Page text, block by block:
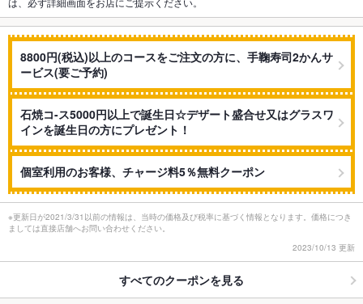
8800円(税込)以上のコースをご注文の方に、手鞠寿司2かんサ
ービス(要ご予約)
石焼コ-ス5000円以上で誕生日☆デザート盛合せ又はグラスワ
インを誕生日の方にプレゼント！
個室利用のお客様、チャージ料5％無料クーポン
※更新日が2021/3/31以前の情報は、当時の価格及び税率に基づく情報となります。価格につき
ましては直接店舗へお問い合わせください。
2023/10/13 更新
すべてのクーポンを見る